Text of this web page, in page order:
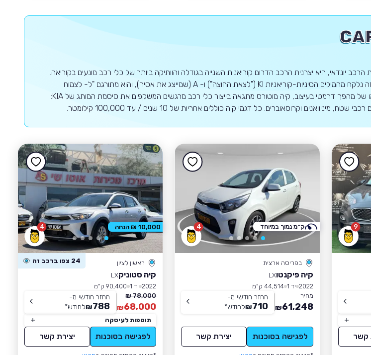
יונדאי, היא יצרנית הרכב הדרום קוריאנית השנייה בגודלה והוותיקה ביותר של כלי רכב מונעים בקוריאה.
החברה נוסדה בשנת 1944, שמה נלקח מהמילים הסיניות-קוריאניות KI ("לצאת החוצה") ו- A (שמייצג את אסיה), והוא מתורגם "ל- לצמוח
מתוך אסיה". נכון לעכשיו בעיצומו של מהפך דרמטי בעיצוב, קיה מוטורס מתגאה בייצור כלי רכב מרגשים המשקפים את סיסמת המותג של KIA:
וקרוסאוברים. כל דגמי קיה כוללים אחריות של 10 שנים / עד 100,000 קילומטר.
9
קשר
4
בפריסה ארצית
קיה פיקנטוLX
2022 יד 1
44,514 ק״מ
מחיר
61,248
₪
החזר חודשי מ-
710
₪לחודש*
לפגישה בסוכנות יצירת קשר
ק״מ נמוך במיוחד 4
ראשון לציון 24 צפו ברכב זה
קיה סטוניקLX
2022 יד 1
90,400 ק״מ
78,000 ₪
68,000
₪
החזר חודשי מ-
788
₪לחודש*
תוספות לעיסקה
לפגישה בסוכנות יצירת קשר
10,000 ₪ הנחה